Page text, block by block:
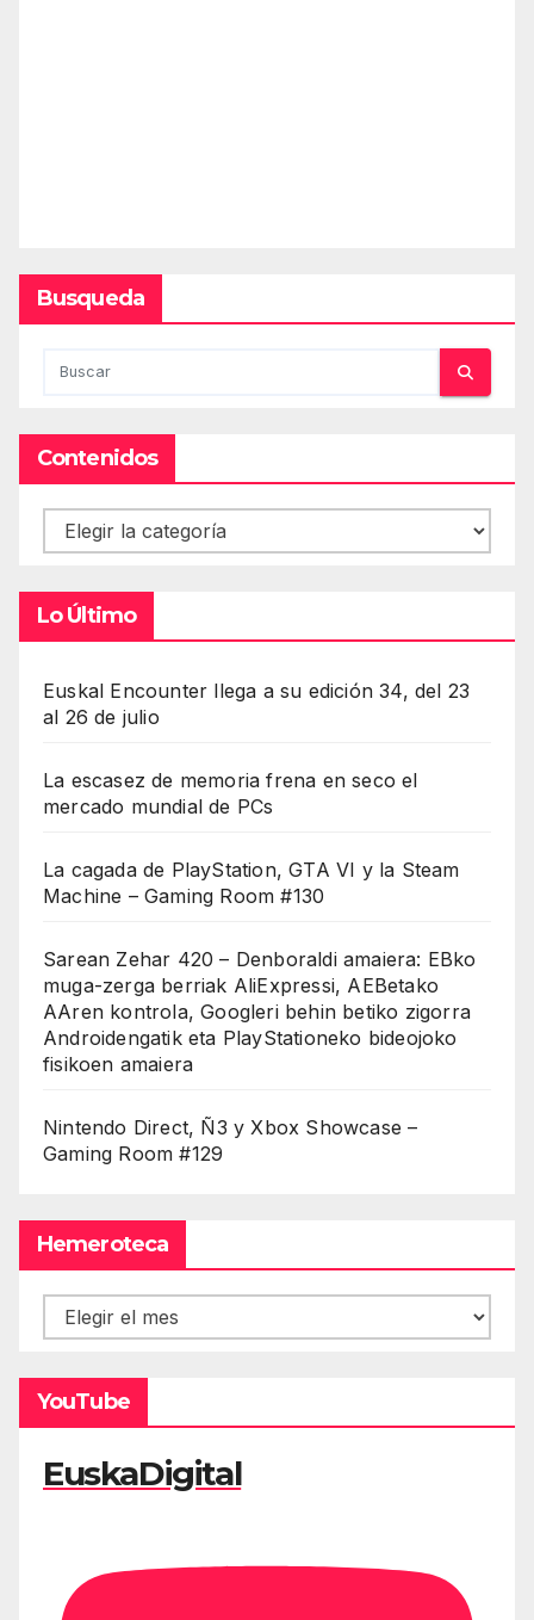
Busqueda
Contenidos
Contenidos
Lo Último
Euskal Encounter llega a su edición 34, del 23
al 26 de julio
La escasez de memoria frena en seco el
mercado mundial de PCs
La cagada de PlayStation, GTA VI y la Steam
Machine – Gaming Room #130
Sarean Zehar 420 – Denboraldi amaiera: EBko
muga-zerga berriak AliExpressi, AEBetako
AAren kontrola, Googleri behin betiko zigorra
Androidengatik eta PlayStationeko bideojoko
fisikoen amaiera
Nintendo Direct, Ñ3 y Xbox Showcase –
Gaming Room #129
Hemeroteca
Hemeroteca
YouTube
EuskaDigital